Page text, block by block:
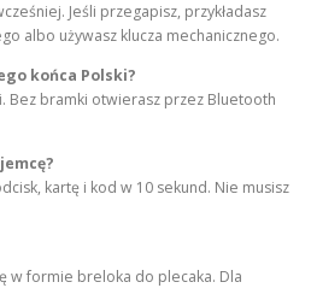
Jeśli przegapisz, przykładasz
albo używasz klucza mechanicznego.
końca Polski?
Bez bramki otwierasz przez Bluetooth
kartę i kod w 10 sekund. Nie musisz
w formie breloka do plecaka. Dla